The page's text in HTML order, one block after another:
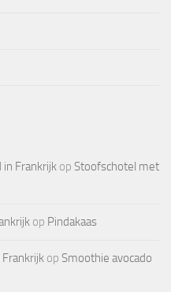
in Frankrijk op Stoofschotel met
op Pindakaas
op Smoothie avocado